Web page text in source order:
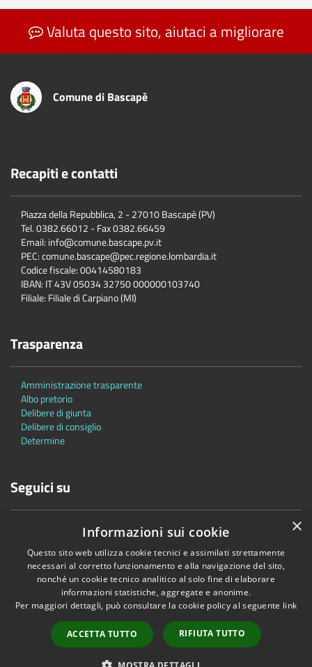
Valuta questo sito, aiutaci a migliorare
Comune di Bascapè
Recapiti e contatti
Piazza della Repubblica, 2 - 27010 Bascapè (PV)
Tel. 0382.66012 - Fax 0382.66459
Email: info@comune.bascape.pv.it
PEC: comune.bascape@pec.regione.lombardia.it
Codice fiscale: 00414580183
IBAN: IT 43V 05034 32750 000000103740
Filiale: Filiale di Carpiano (MI)
Trasparenza
Amministrazione trasparente
Albo pretorio
Delibere di giunta
Delibere di consiglio
Determine
Seguici su
Accessibilità Privacy Cookie
Mappa del sito
Copyright © 2026 • Comune di Bascapè • Powered byMunicipium
Accesso redazione
×
Informazioni sui cookie
Questo sito web utilizza cookie tecnici e assimilati strettamente
necessari al corretto funzionamento e alla navigazione del sito,
nonché un cookie tecnico analitico al solo fine di elaborare
informazioni statistiche, aggregate e anonime.
Per maggiori dettagli, può consultare la cookie policy al seguente link
ACCETTA TUTTO RIFIUTA TUTTO